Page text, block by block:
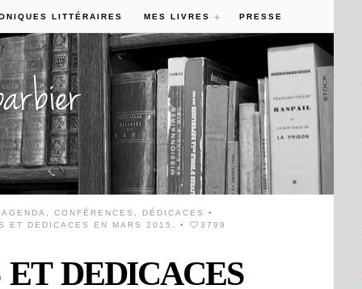
LITTÉRAIRES MES LIVRES PRESSE
AGENDA ,CONFÉRENCES DÉDICACES
•
ET DEDICACES EN MARS 2015. • 3799
ET DEDICACES